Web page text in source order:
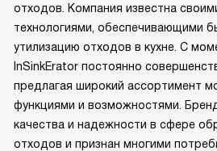
отходов. Компания известна
технологиями, обеспечивающими
утилизацию отходов в кухне. С
InSinkErator постоянно
предлагая широкий ассортимент
функциями и возможностями.
качества и надежности в сфере
отходов и признан многими